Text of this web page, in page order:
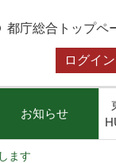
都庁総合トップペ
ログイン
お知らせ
ます